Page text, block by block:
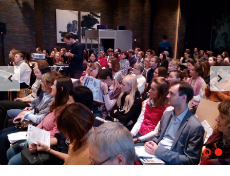
ENG SPN CHI
Приемная
комиссия
+7 (831) 262-26-20